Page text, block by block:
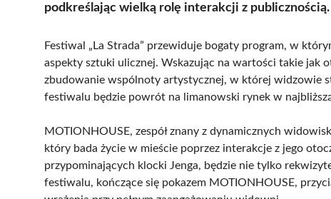
podkreślając wielką rolę interakcji z publicznością.
Festiwal „La Strada” przewiduje bogaty program, w
aspekty sztuki ulicznej. Wskazując na wartości takie jak
zbudowanie wspólnoty artystycznej, w której widzowie
festiwalu będzie powrót na limanowski rynek w
MOTIONHOUSE, zespół znany z dynamicznych
który bada życie w mieście poprzez interakcje z jego
przypominających klocki Jenga, będzie nie tylko
festiwalu, kończące się pokazem MOTIONHOUSE,